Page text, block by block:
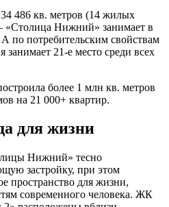
486 кв. метров (14 жилых
«Столица Нижний» занимает в
по потребительским свойствам
21-е место среди всех
более 1 млн кв. метров
на 21 000+ квартир.
для жизни
Нижний» тесно
застройку, при этом
пространство для жизни,
современного человека. ЖК